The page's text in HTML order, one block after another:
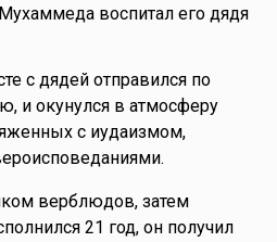
воспитал его дядя
с дядей отправился по
и окунулся в атмосферу
с иудаизмом,
верблюдов, затем
21 год, он получил